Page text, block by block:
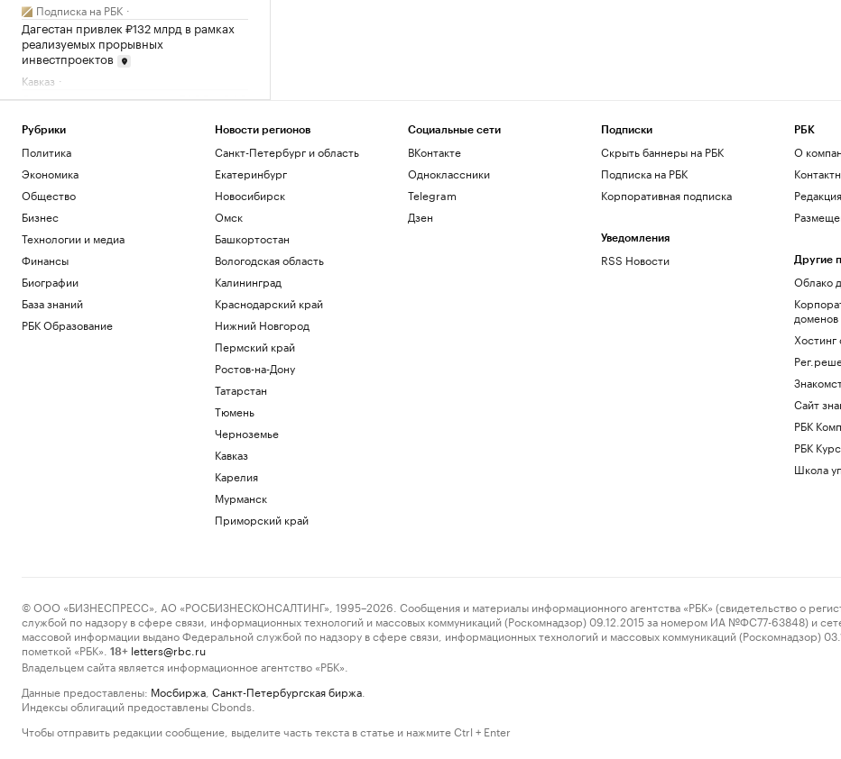
Подписка на РБК
Дагестан привлек ₽132 млрд в рамках
реализуемых прорывных
инвестпроектов
Кавказ
Соглашение о партнерстве ЕАЭС и ОАЭ
Политика
Как Ходынка стала новым центром
Reuters узнал о просьбе США
освободить осужденного в России
морпеха
Политика
Рубрики
Политика
Экономика
Общество
Бизнес
Технологии и медиа
Финансы
Биографии
База знаний
РБК Образование
Новости регионов
Санкт-Петербург и область
Екатеринбург
Новосибирск
Омск
Башкортостан
Вологодская область
Калининград
Краснодарский край
Нижний Новгород
Пермский край
Ростов-на-Дону
Татарстан
Тюмень
Черноземье
Кавказ
Карелия
Мурманск
Приморский край
Социальные сети
ВКонтакте
Одноклассники
Telegram
Дзен
Подписки
Скрыть баннеры на РБК
Подписка на РБК
Корпоративная подписка
Уведомления
RSS Новости
РБК
О
Редакция
Другие
Облако
доменов
Хостинг
Сайт
РБК
РБК
Школа
© ООО «БИЗНЕСПРЕСС», АО «РОСБИЗНЕСКОНСАЛТИНГ», 1995–2026. Сообщения и материалы информационного агентства «РБК» (свидетельство о
службой по надзору в сфере связи, информационных технологий и массовых коммуникаций (Роскомнадзор) 09.12.2015 за номером ИА №ФС77-63848) и
массовой информации выдано Федеральной службой по надзору в сфере связи, информационных технологий и массовых коммуникаций (Роскомнадзор)
пометкой «РБК».
18+ letters@rbc.ru
Владельцем сайта является информационное агентство «РБК».
Данные предоставлены: Мосбиржа Санкт-Петербургская биржа
Индексы облигаций предоставлены Cbonds.
Чтобы отправить редакции сообщение, выделите часть текста в статье и нажмите Ctrl + Enter